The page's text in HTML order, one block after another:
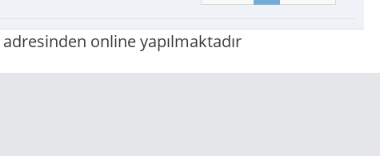
adresinden online yapılmaktadır